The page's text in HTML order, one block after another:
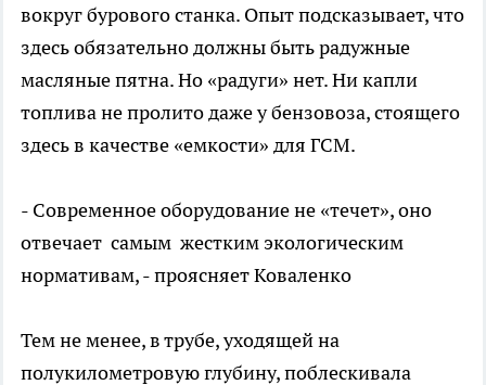
вокруг бурового станка. Опыт подсказывает, что
здесь обязательно должны быть радужные
масляные пятна. Но «радуги» нет. Ни капли
топлива не пролито даже у бензовоза, стоящего
здесь в качестве «емкости» для ГСМ.
- Современное оборудование не «течет», оно
отвечает самым жестким экологическим
нормативам, - проясняет Коваленко
Тем не менее, в трубе, уходящей на
полукилометровую глубину, поблескивала